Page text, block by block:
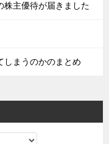
株主優待が届きました
しまうのかのまとめ